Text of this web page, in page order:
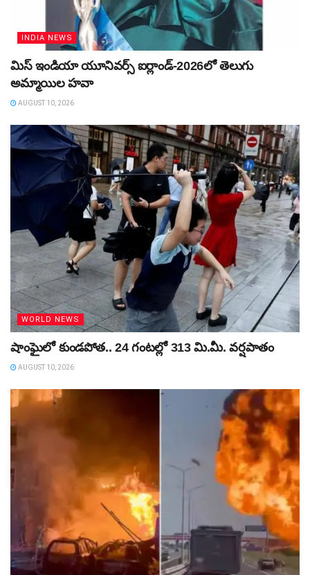
INDIA NEWS
మిస్‌ ఇండియా యూనివర్స్‌ ఐర్లాండ్‌-2026లో తెలుగు
అమ్మాయిల హవా
AUGUST 10, 2026
WORLD NEWS
షాంఘైలో కుండపోత.. 24 గంటల్లో 313 మి.మీ. వర్షపాతం
AUGUST 10, 2026